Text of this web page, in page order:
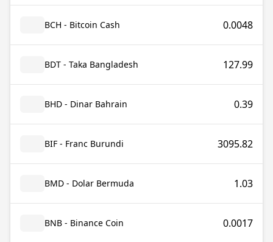
BCH - Bitcoin Cash 0.0048
BDT - Taka Bangladesh 127.99
BHD - Dinar Bahrain 0.39
BIF - Franc Burundi 3095.82
BMD - Dolar Bermuda 1.03
BNB - Binance Coin 0.0017